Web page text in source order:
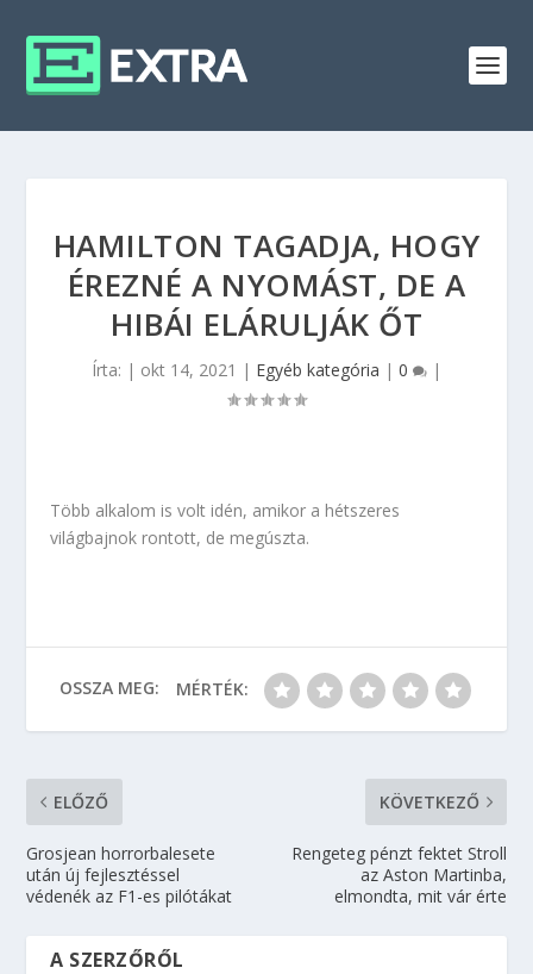
HAMILTON TAGADJA, HOGY
ÉREZNÉ A NYOMÁST, DE A
HIBÁI ELÁRULJÁK ŐT
Írta: | okt 14, 2021 | Egyéb kategória | 0 |
Több alkalom is volt idén, amikor a hétszeres
világbajnok rontott, de megúszta.
OSSZA MEG: MÉRTÉK:
ELŐZŐ
Grosjean horrorbalesete
után új fejlesztéssel
védenék az F1-es pilótákat
KÖVETKEZŐ
Rengeteg pénzt fektet Stroll
az Aston Martinba,
elmondta, mit vár érte
A SZERZŐRŐL